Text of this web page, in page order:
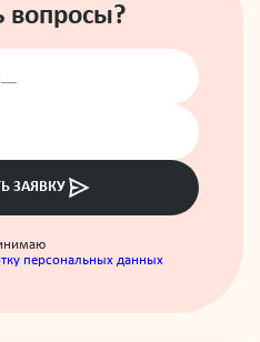
вопросы?
ЗАЯВКУ
персональных данных